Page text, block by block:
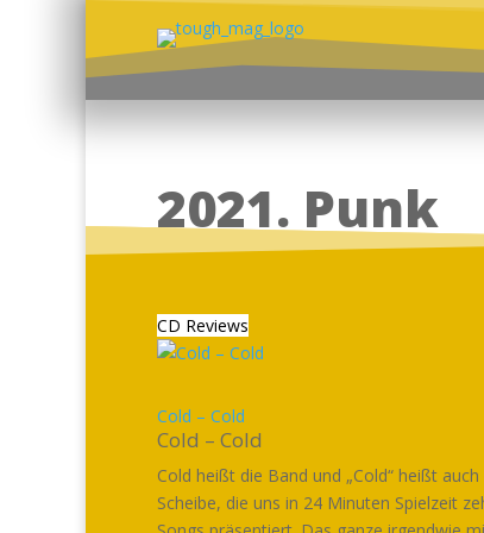
2021. Punk
CD Reviews
Cold – Cold
Cold – Cold
Cold heißt die Band und „Cold“ heißt
Scheibe, die uns in 24 Minuten Spielzeit